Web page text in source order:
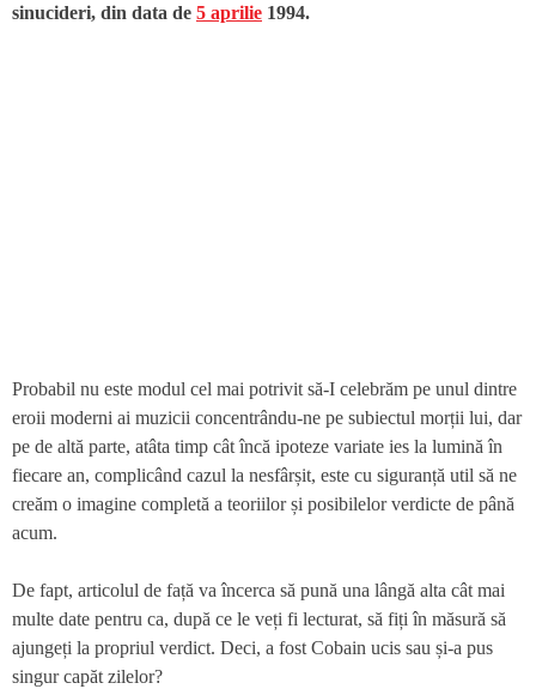
sinucideri, din data de 5 aprilie 1994.
Probabil nu este modul cel mai potrivit să-I celebrăm pe unul dintre
eroii moderni ai muzicii concentrându-ne pe subiectul morții lui, dar
pe de altă parte, atâta timp cât încă ipoteze variate ies la lumină în
fiecare an, complicând cazul la nesfârșit, este cu siguranță util să ne
creăm o imagine completă a teoriilor și posibilelor verdicte de până
acum.
De fapt, articolul de față va încerca să pună una lângă alta cât mai
multe date pentru ca, după ce le veți fi lecturat, să fiți în măsură să
ajungeți la propriul verdict. Deci, a fost Cobain ucis sau și-a pus
singur capăt zilelor?